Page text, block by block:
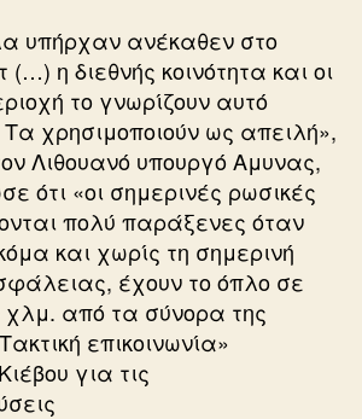
υπήρχαν ανέκαθεν στο
(…) η διεθνής κοινότητα και οι
το γνωρίζουν αυτό
χρησιμοποιούν ως απειλή»,
Λιθουανό υπουργό Αμυνας,
ότι «οι σημερινές ρωσικές
πολύ παράξενες όταν
και χωρίς τη σημερινή
έχουν το όπλο σε
από τα σύνορα της
επικοινωνία»
για τις